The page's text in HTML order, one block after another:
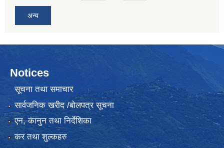
अन्य
Notices
सूचना तथा समाचार
सार्वजनिक खरीद /बोलपत्र सूचना
एन, कानुन तथा निर्देशिका
कर तथा शुल्कहरु